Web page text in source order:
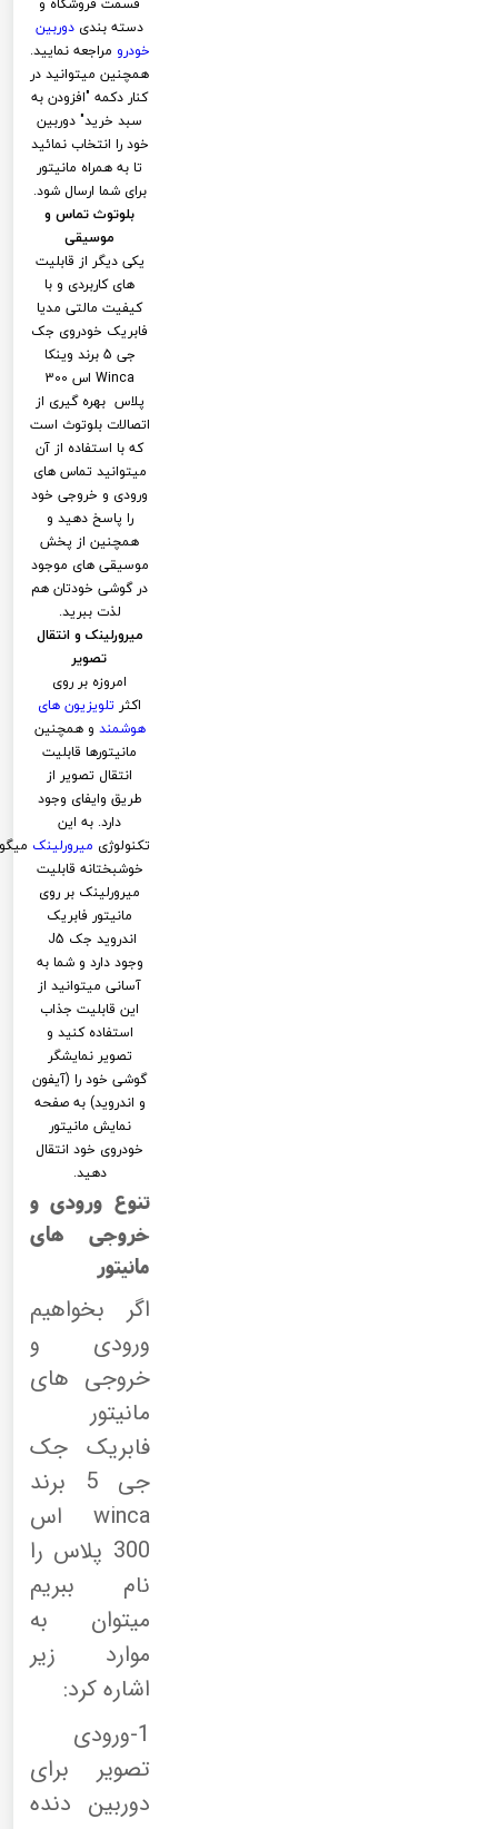
دسته بندی دوربین
خودرو مراجعه نمایید.
همچنین میتوانید در
کنار دکمه "افزودن به
سبد خرید" دوربین
خود را انتخاب نمائید
تا به همراه مانیتور
برای شما ارسال شود.
بلوتوث تماس و
موسیقی
یکی دیگر از قابلیت
های کاربردی و با
کیفیت مالتی مدیا
فابریک خودروی جک
جی 5 برند وینکا
Winca اس 300
پلاس بهره گیری از
اتصالات بلوتوث است
که با استفاده از آن
میتوانید تماس های
ورودی و خروجی خود
را پاسخ دهید و
همچنین از پخش
موسیقی های موجود
در گوشی خودتان هم
لذت ببرید.
میرورلینک و انتقال
تصویر
امروزه بر روی
اکثر تلویزیون های
هوشمند و همچنین
مانیتورها قابلیت
انتقال تصویر از
طریق وایفای وجود
دارد. به این
تکنولوژی میرورلینک
خوشبختانه قابلیت
میرورلینک بر روی
مانیتور فابریک
وجود دارد و شما به
آسانی میتوانید از
این قابلیت جذاب
استفاده کنید و
تصویر نمایشگر
گوشی خود را (آیفون
و اندروید) به صفحه
نمایش مانیتور
خودروی خود انتقال
دهید.
تنوع ورودی و
خروجی های
مانیتور
اگر بخواهیم
ورودی و
خروجی های
مانیتور
فابریک جک
جی 5 برند
winca اس
300 پلاس را
نام ببریم
میتوان به
موارد زیر
اشاره کرد:
1-ورودی
تصویر برای
دوربین دنده